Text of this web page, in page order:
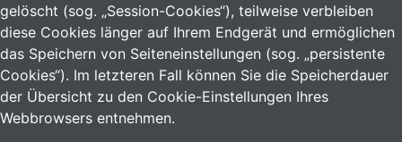
gelöscht (sog. „Session-Cookies“), teilweise verbleiben
diese Cookies länger auf Ihrem Endgerät und ermöglichen
das Speichern von Seiteneinstellungen (sog. „persistente
Cookies“). Im letzteren Fall können Sie die Speicherdauer
der Übersicht zu den Cookie-Einstellungen Ihres
Webbrowsers entnehmen.